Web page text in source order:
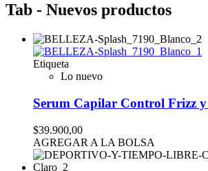
Tab - Nuevos productos
Etiqueta
Lo nuevo
Serum Capilar Control Frizz
$39.900,00
AGREGAR A LA BOLSA